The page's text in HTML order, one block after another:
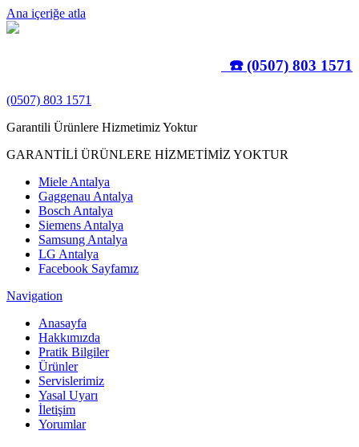
Ana içeriğe atla
☎️ (0507) 803 1571
(0507) 803 1571
Garantili Ürünlere Hizmetimiz Yoktur
GARANTİLİ ÜRÜNLERE HİZMETİMİZ YOKTUR
Miele Antalya
Gaggenau Antalya
Bosch Antalya
Siemens Antalya
Samsung Antalya
LG Antalya
Facebook Sayfamız
Navigation
Anasayfa
Hakkımızda
Pratik Bilgiler
Ürünler
Servislerimiz
Yasal Uyarı
İletişim
Yorumlar